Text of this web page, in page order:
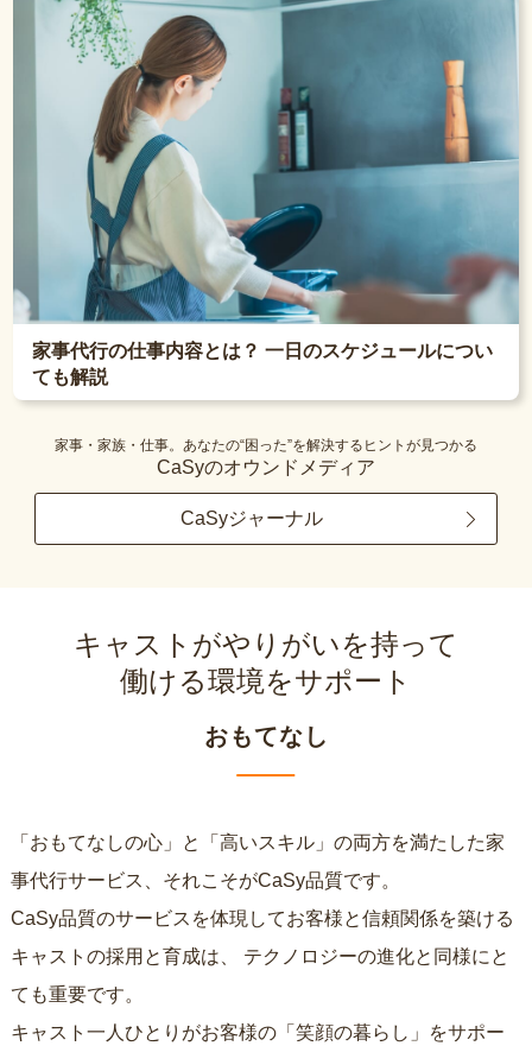
家事代行の仕事内容とは？ 一日のスケジュールについ
ても解説
家事・家族・仕事。あなたの“困った”を解決するヒントが見つかる
CaSyのオウンドメディア
CaSyジャーナル
キャストがやりがいを持って
働ける環境をサポート
おもてなし
「おもてなしの心」と「高いスキル」の両方を満たした家
事代行サービス、それこそがCaSy品質です。
CaSy品質のサービスを体現してお客様と信頼関係を築ける
キャストの採用と育成は、
ても重要です。
キャスト一人ひとりがお客様の「笑顔の暮らし」をサポー